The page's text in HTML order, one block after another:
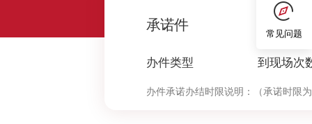
承诺件
办件类型
0
到现场次
办件承诺办结时限说明： （承诺时限
常见问题